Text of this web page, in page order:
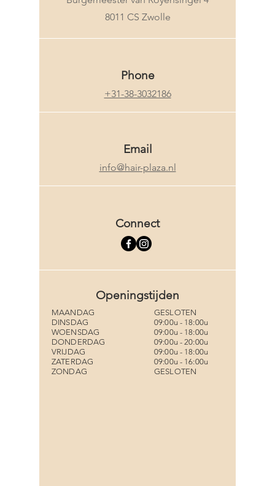
8011 CS Zwolle
Phone
+31-38-3032186
Email
info@hair-plaza.nl
Connect
Openingstijden
MAANDAG
DINSDAG
WOENSDAG
DONDERDAG
VRIJDAG
ZATERDAG
ZONDAG
GESLOTEN
09:00u - 18:00u
09:00u - 18:00u
09:00u - 20:00u
09:00u - 18:00u
09:00u - 16:00u
GESLOTEN